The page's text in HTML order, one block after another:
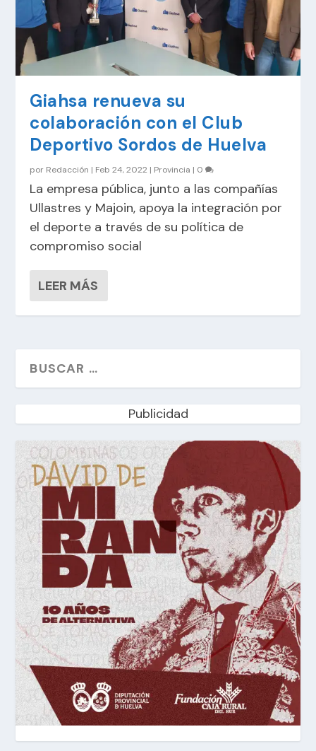
Giahsa renueva su
colaboración con el Club
Deportivo Sordos de Huelva
por Redacción | Feb 24, 2022 | Provincia | 0
La empresa pública, junto a las compañías
Ullastres y Majoin, apoya la integración por
el deporte a través de su política de
compromiso social
LEER MÁS
Publicidad